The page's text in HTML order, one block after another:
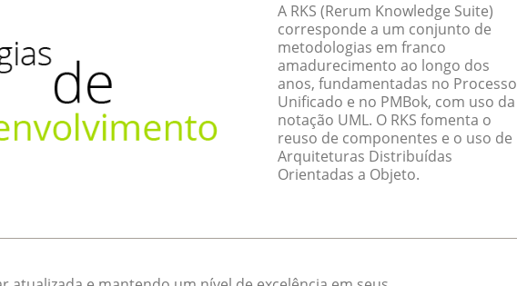
A RKS (Rerum Knowledge Suite)
corresponde a um conjunto de
metodologias em franco
amadurecimento ao longo dos
anos, fundamentadas no Processo
Unificado e no PMBok, com uso da
notação UML. O RKS fomenta o
reuso de componentes e o uso de
Arquiteturas Distribuídas
Orientadas a Objeto.